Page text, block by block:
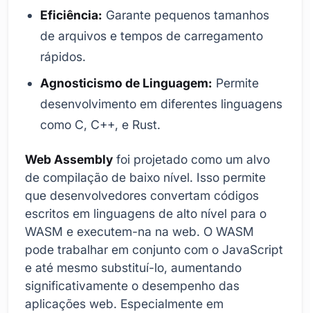
Eficiência: Garante pequenos tamanhos
de arquivos e tempos de carregamento
rápidos.
Agnosticismo de Linguagem: Permite
desenvolvimento em diferentes linguagens
como C, C++, e Rust.
Web Assembly foi projetado como um alvo
de compilação de baixo nível. Isso permite
que desenvolvedores convertam códigos
escritos em linguagens de alto nível para o
WASM e executem-na na web. O WASM
pode trabalhar em conjunto com o JavaScript
e até mesmo substituí-lo, aumentando
significativamente o desempenho das
aplicações web. Especialmente em